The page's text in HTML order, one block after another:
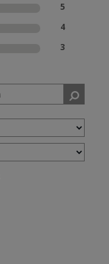
5
4
3